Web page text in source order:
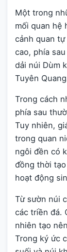
Một trong
mối quan hệ
cảnh quan
cao, phía
dải núi Dùm
Tuyên
Trong cách
phía sau
Tuy nhiên,
trong quan
ngôi đền có
đồng thời
hoạt động
Từ sườn núi
các triền đá.
nhiên tạo
Trong ký ức